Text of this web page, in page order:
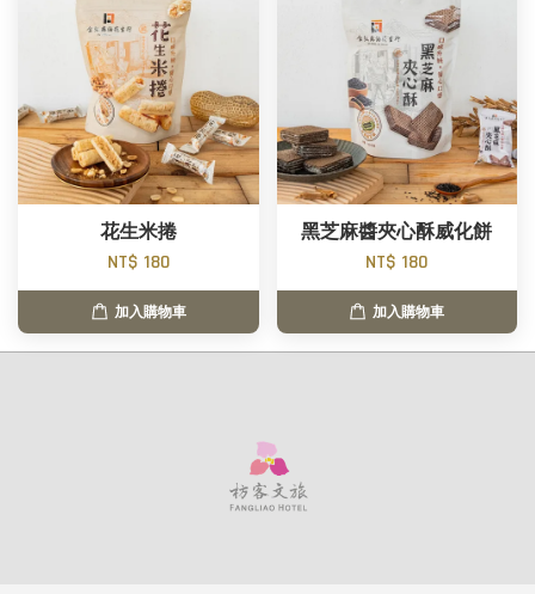
花生米捲
NT$ 180
加入購物車
黑芝麻醬夾心酥威化餅
NT$ 180
加入購物車